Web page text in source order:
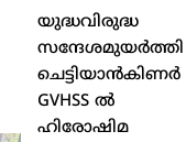
യുദ്ധവിരുദ്ധ
സന്ദേശമുയർത്തി
ചെട്ടിയാൻകിണർ
GVHSS ൽ
ഹിരോഷിമ